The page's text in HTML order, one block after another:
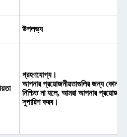
উপলভ্য
গ্রহণযোগ্য।
আপনার প্রয়োজনীয়তাগুলির জন্য কোন
নিশ্চিত না হলে, আমরা আপনার প্রয়োজন
সুপারিশ করব।